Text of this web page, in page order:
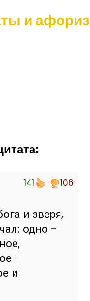
и
141 106
и зверя,
одно -
-
и